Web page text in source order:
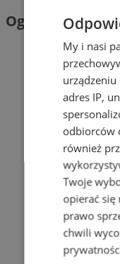
Ogłoszenia
My i nasi
adres IP,
odbiorców
również
Twoje
opierać się
prawo
chwili